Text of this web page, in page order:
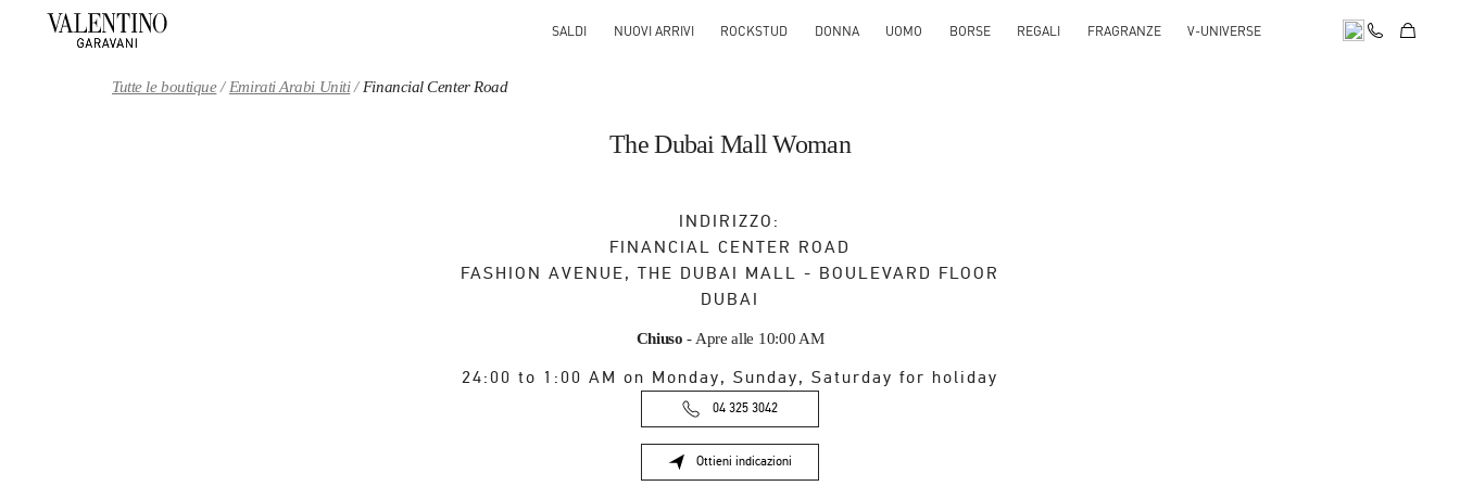
SALDI NUOVI ARRIVI ROCKSTUD DONNA UOMO BORSE REGALI FRAGRANZE V-UNIVERSE
Tutte le boutique Emirati Arabi Uniti Financial Center Road
The Dubai Mall Woman
INDIRIZZO:
FINANCIAL CENTER ROAD
FASHION AVENUE, THE DUBAI MALL - BOULEVARD FLOOR
DUBAI
Chiuso - Apre alle 10:00 AM
24:00 to 1:00 AM on Monday, Sunday, Saturday for holiday
04 325 3042
Ottieni indicazioni
Link Opens in New Tab